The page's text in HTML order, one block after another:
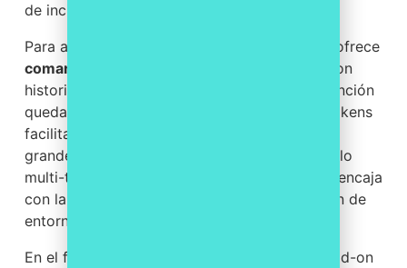
de incidentes que NIS2 exige.
Para actuar sobre los equipos, la plataforma ofrece
comandos remotos
por Shell y PowerShell con
historial auditable, de modo que cada intervención
queda registrada. El enrollment masivo por tokens
facilita desplegar el control sobre un parque
grande sin ir máquina por máquina, y el modelo
multi-tenant con control de acceso por roles encaja
con la gestión de proveedores y la separación de
entornos que pide la cadena de suministro.
En el frente de protección de endpoints, el add-on